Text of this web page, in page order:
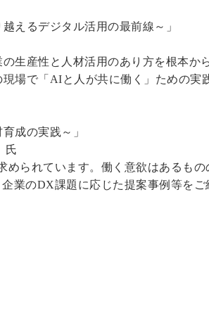
えるデジタル活用の最前線～」
産性と人材活用のあり方を根本か
場で「AIと人が共に働く」ための実
成の実践～」
氏
られています。働く意欲はあるも
業のDX課題に応じた提案事例等をご